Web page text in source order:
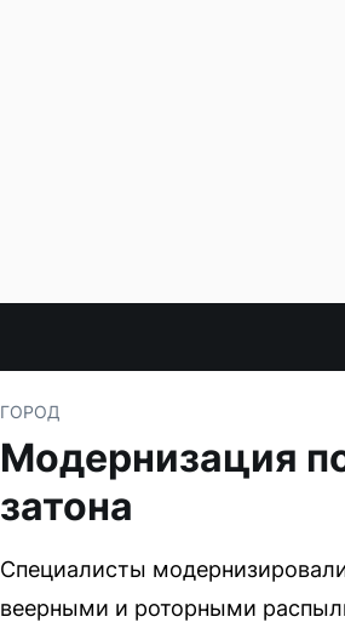
ГОРОД
Модернизация
затона
Специалисты
веерными и роторными